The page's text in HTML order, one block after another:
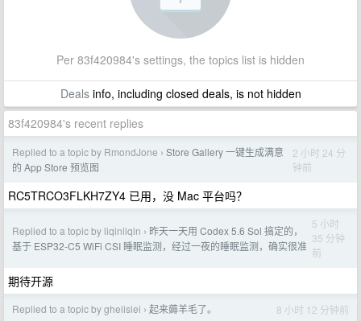
Per 83f420984's settings, the topics list is hidden
Dealsinfo, including closed deals, is not hidden
83f420984's recent replies
Replied to a topic by RmondJone › Store Gallery 一键生成满意
的 App Store 预览图
2 小时 24 分
钟前
RC5TRCO3FLKH7ZY4 已用，没 Mac 平台吗？
Replied to a topic by liqinliqin › 昨天一天用 Codex 5.6 Sol 搞定的，
基于 ESP32-C5 WiFi CSI 睡眠监测，经过一夜的睡眠监测，确实很准
5 小时
35 分钟
前
期待开源
Replied to a topic by gheiisiei › 起来薅羊毛了。 8 小时 12 分钟前